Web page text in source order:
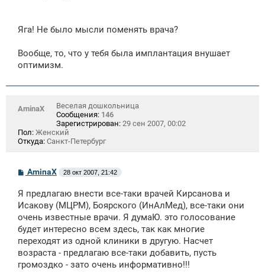
Яга! Не было мысли поменять врача?
Вообще, то, что у тебя была имплантация внушает
оптимизм.
AminaX
Веселая дошкольница
Сообщения: 146
Зарегистрирован: 29 сен 2007, 00:02
Пол: Женский
Откуда: Санкт-Петербург
С
о
б
щ
н
и
AminaX 28 окт 2007, 21:42
Я предлагаю внести все-таки врачей Кирсанова и
Исакову (МЦРМ), Боярского (ИнАлМед), все-таки они
очень известные врачи. Я думаЮ. это голосование
будет интересно всем здесь, так как многие
переходят из одной клиники в другую. Насчет
возраста - предлагаю все-таки добавить, пусть
громоздко - зато очень информативно!!!